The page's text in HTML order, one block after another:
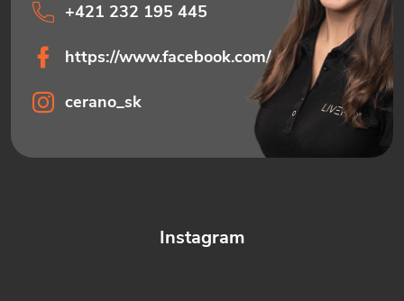
Instagram
+421 232 195 445
https://www.facebook.com/ceranosk
cerano_sk